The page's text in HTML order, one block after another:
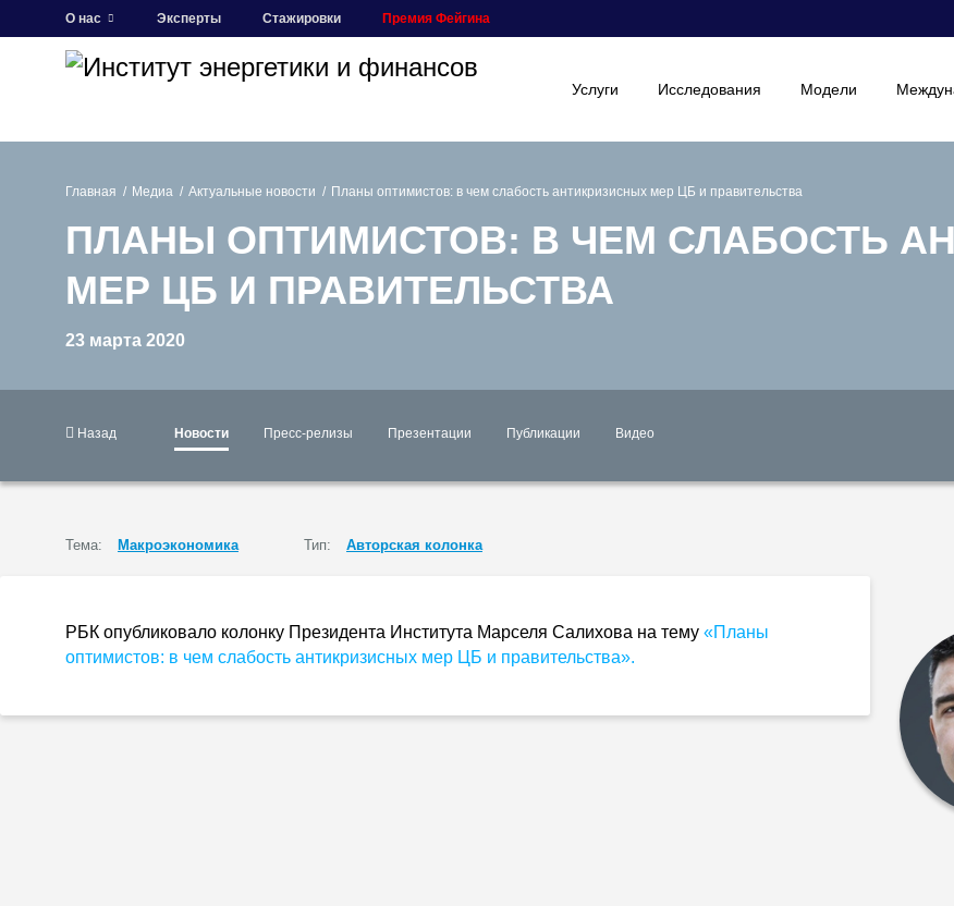
О нас Эксперты Стажировки Премия Фейгина
Услуги Исследования Модели
Главная Медиа Актуальные новости Планы оптимистов: в чем слабость антикризисных мер ЦБ и правительства
ПЛАНЫ ОПТИМИСТОВ: В ЧЕМ СЛАБОСТЬ
МЕР ЦБ И ПРАВИТЕЛЬСТВА
23 марта 2020
Назад Новости Пресс-релизы Презентации Публикации Видео
Тема: Макроэкономика Тип: Авторская колонка
РБК опубликовало колонку Президента Института Марселя Салихова на тему «Планы
оптимистов: в чем слабость антикризисных мер ЦБ и правительства».